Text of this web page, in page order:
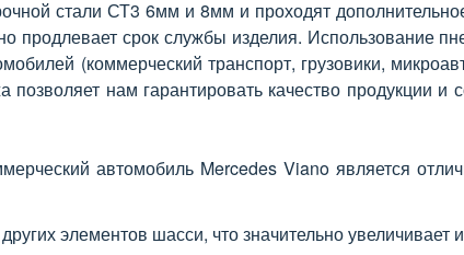
стали СТ3 6мм и 8мм и проходят
продлевает срок службы изделия. Использование
(коммерческий транспорт, грузовики,
нам гарантировать качество продукции и
автомобиль Mercedes Viano является
элементов шасси, что значительно увеличивает